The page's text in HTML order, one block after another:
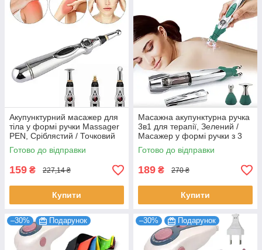
Акупунктурний масажер для
тіла у формі ручки Massager
PEN, Сріблястий / Точковий
масажер з 3 насадками
Готово до відправки
159 ₴ 227,14 ₴
Купити
Масажна акупунктурна ручка
3в1 для терапії, Зелений /
Масажер у формі ручки з 3
насадками
Готово до відправки
189 ₴ 270 ₴
Купити
–30% Подарунок –30% Подарунок